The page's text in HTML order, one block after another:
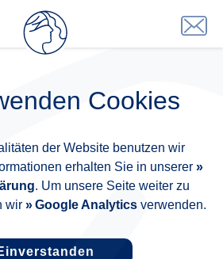
Cookies
der Website benutzen wir
erhalten Sie in unserer
. Um unsere Seite weiter zu
wir
Google Analyticsverwenden.